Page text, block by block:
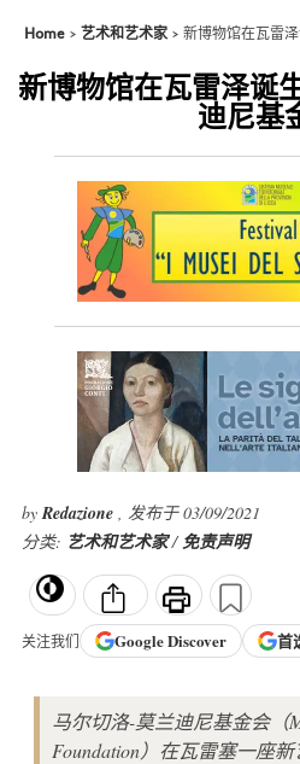
Home 艺术和艺术家 新博物馆在瓦雷
新博物馆在瓦雷泽诞
迪尼基
byRedazione , 发布于 03/09/2021
分类: 艺术和艺术家/免责声明
关注我们 GoogleDiscover 首
马尔切洛-莫兰迪尼基金会（
Foundation）在瓦雷塞一座